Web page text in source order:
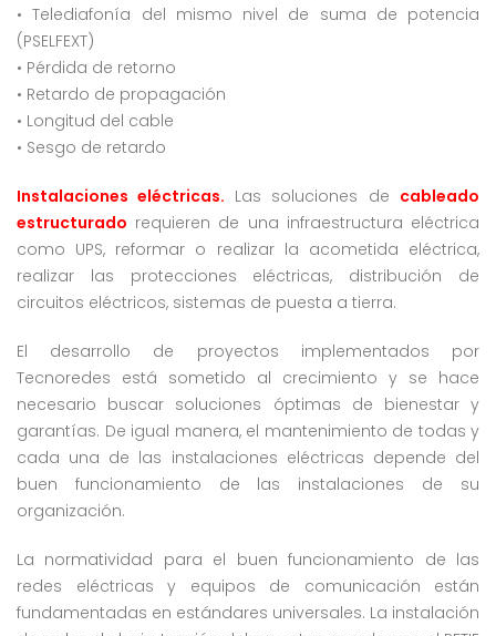
• Telediafonía del mismo nivel de suma de potencia
(PSELFEXT)
• Pérdida de retorno
• Retardo de propagación
• Longitud del cable
• Sesgo de retardo
Instalaciones eléctricas. Las soluciones de cableado
estructurado requieren de una infraestructura eléctrica
como UPS, reformar o realizar la acometida eléctrica,
realizar las protecciones eléctricas, distribución de
circuitos eléctricos, sistemas de puesta a tierra.
El desarrollo de proyectos implementados por
Tecnoredes está sometido al crecimiento y se hace
necesario buscar soluciones óptimas de bienestar y
garantías. De igual manera, el mantenimiento de todas y
cada una de las instalaciones eléctricas depende del
buen funcionamiento de las instalaciones de su
organización.
La normatividad para el buen funcionamiento de las
redes eléctricas y equipos de comunicación están
fundamentadas en estándares universales. La instalación